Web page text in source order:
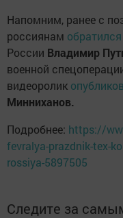
Напомним, ранее с
россиянам обратился
России Владимир
военной
видеоролик
Минниханов.
Подробнее: https://
fevralya-prazdnik-tex-
rossiya-5897505
Следите за